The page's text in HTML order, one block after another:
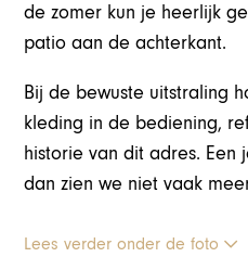
de zomer kun je heerlijk
patio aan de achterkant.
Bij de bewuste uitstraling
kleding in de bediening,
historie van dit adres. Een
dan zien we niet vaak
Lees verder onder de foto